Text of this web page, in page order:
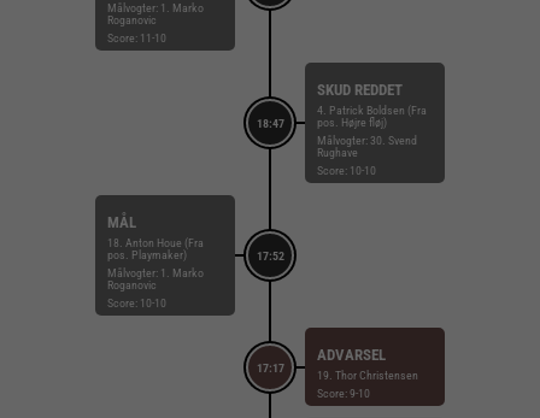
Målvogter: 1. Marko
Roganovic
Score: 11-10
18:47
SKUD REDDET
4. Patrick Boldsen (Fra
pos. Højre fløj)
Målvogter: 30. Svend
Rughave
Score: 10-10
17:52
MÅL
18. Anton Houe (Fra
pos. Playmaker)
Målvogter: 1. Marko
Roganovic
Score: 10-10
17:17
ADVARSEL
19. Thor Christensen
Score: 9-10